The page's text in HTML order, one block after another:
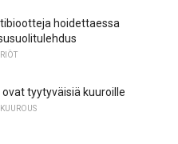
hoidettaessa
tyytyväisiä kuuroille